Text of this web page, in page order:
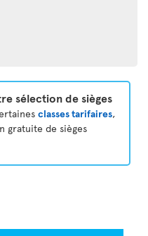
sélection de sièges
classes tarifaires,
gratuite de sièges